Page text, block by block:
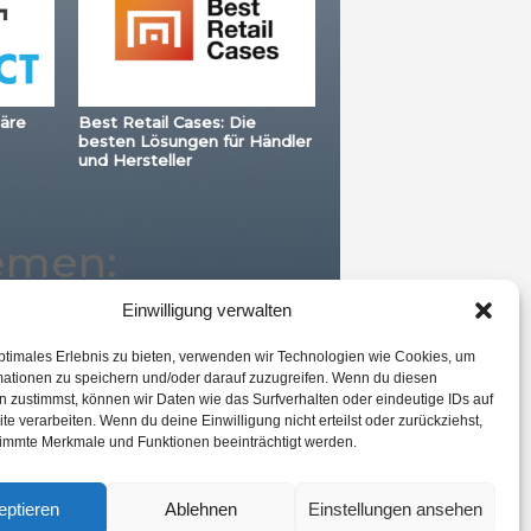
Einwilligung verwalten
Erlebnis zu bieten, verwenden wir Technologien wie Cookies, um
zu speichern und/oder darauf zuzugreifen. Wenn du diesen
zustimmst, können wir Daten wie das Surfverhalten oder eindeutige IDs auf
verarbeiten. Wenn du deine Einwilligung nicht erteilst oder zurückziehst,
Merkmale und Funktionen beeinträchtigt werden.
Ablehnen Einstellungen ansehen
Best Retail Cases: Die
besten Lösungen für Händler
und Hersteller
Reality
Advertising
Best Retail Cases
Logistik
eCommerce